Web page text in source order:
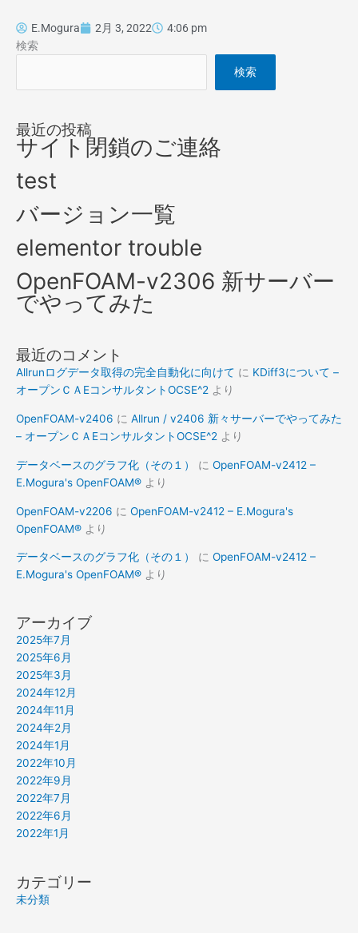
E.Mogura 2月 3, 2022
4:06 pm
検索
検索
最近の投稿
サイト閉鎖のご連絡
test
バージョン一覧
elementor trouble
OpenFOAM-v2306 新サーバー
でやってみた
最近のコメント
Allrunログデータ取得の完全自動化に向けて に KDiff3について –
オープンＣＡEコンサルタントOCSE^2 より
OpenFOAM-v2406 に Allrun / v2406 新々サーバーでやってみた
– オープンＣＡEコンサルタントOCSE^2 より
データベースのグラフ化（その１） に OpenFOAM-v2412 –
E.Mogura's OpenFOAM® より
OpenFOAM-v2206 に OpenFOAM-v2412 – E.Mogura's
OpenFOAM® より
データベースのグラフ化（その１） に OpenFOAM-v2412 –
E.Mogura's OpenFOAM® より
アーカイブ
2025年7月
2025年6月
2025年3月
2024年12月
2024年11月
2024年2月
2024年1月
2022年10月
2022年9月
2022年7月
2022年6月
2022年1月
カテゴリー
未分類